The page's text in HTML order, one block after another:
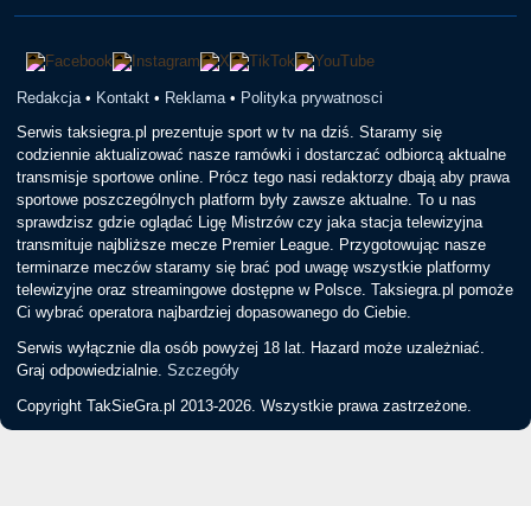
Redakcja • Kontakt • Reklama • Polityka prywatnosci
Serwis taksiegra.pl prezentuje sport w tv na dziś. Staramy się
codziennie aktualizować nasze ramówki i dostarczać odbiorcą aktualne
transmisje sportowe online. Prócz tego nasi redaktorzy dbają aby prawa
sportowe poszczególnych platform były zawsze aktualne. To u nas
sprawdzisz gdzie oglądać Ligę Mistrzów czy jaka stacja telewizyjna
transmituje najbliższe mecze Premier League. Przygotowując nasze
terminarze meczów staramy się brać pod uwagę wszystkie platformy
telewizyjne oraz streamingowe dostępne w Polsce. Taksiegra.pl pomoże
Ci wybrać operatora najbardziej dopasowanego do Ciebie.
Serwis wyłącznie dla osób powyżej 18 lat. Hazard może uzależniać.
Graj odpowiedzialnie.Szczegóły
Copyright TakSieGra.pl 2013-2026. Wszystkie prawa zastrzeżone.